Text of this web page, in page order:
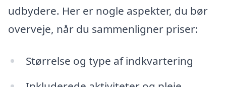
udbydere. Her er nogle aspekter, du bør
overveje, når du sammenligner priser:
Størrelse og type af indkvartering